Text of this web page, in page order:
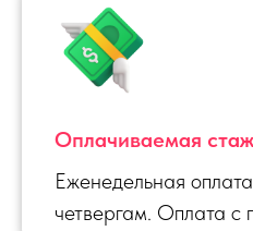
Оплачиваемая
Еженедельная
четвергам. Оплата с